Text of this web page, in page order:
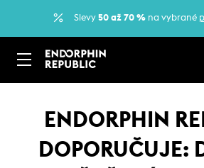
Slevy 50 až 70 % na vybrané
ENDORPHIN
DOPORUČUJE: